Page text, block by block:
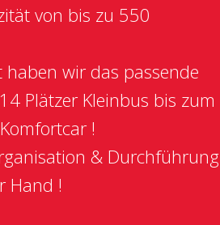
von bis zu 550
haben wir das passende
Plätzer Kleinbus bis zum
!
& Durchführung
Hand !